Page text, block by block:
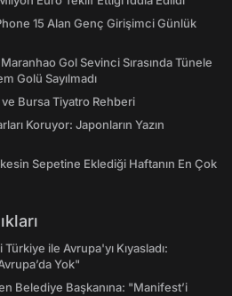
15 Alan Genç Girişimci Günlük
Gol Sevinci Sırasında Tünele
Golü Sayılmadı
Bursa Tiyatro Rehberi
Koruyor: Japonların Yazın
Sepetine Eklediği Haftanın En Çok
ile Avrupa'yı Kıyasladı:
Yok"
Belediye Başkanına: "Manifest’i